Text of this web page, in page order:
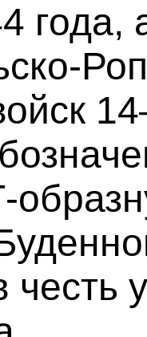
года,